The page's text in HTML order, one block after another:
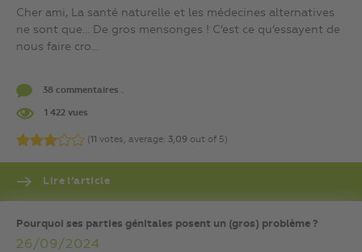
Cher ami, La santé naturelle et les médecines alternatives
ne sont que… De gros mensonges ! C’est ce qu’essayent de
nous faire cro...
38 commentaires .
1 422 vues
(11 votes, average: 3,09 out of 5)
Lire l’article
Pourquoi ses parties génitales posent un (gros) problème ?
26/09/2024